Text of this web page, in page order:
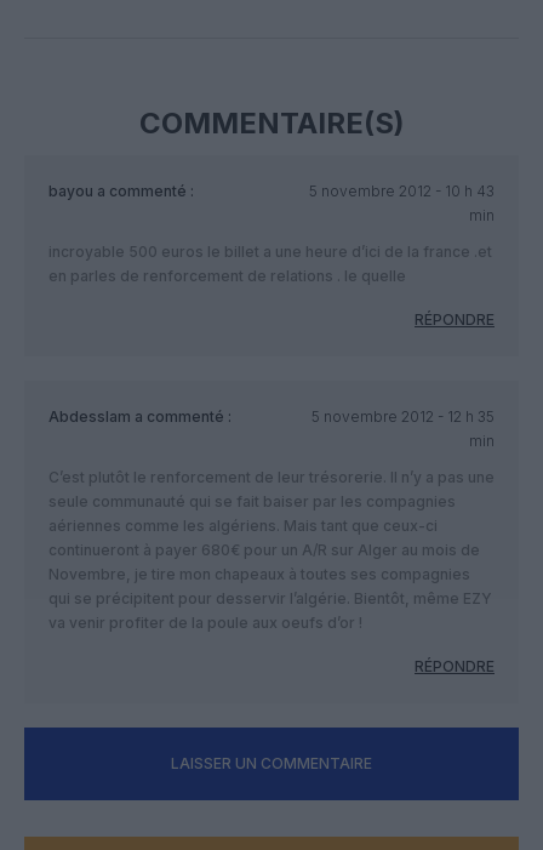
COMMENTAIRE(S)
bayou a commenté :
5 novembre 2012 - 10 h 43
min
incroyable 500 euros le billet a une heure d’ici de la france .et
en parles de renforcement de relations . le quelle
RÉPONDRE
Abdesslam a commenté :
5 novembre 2012 - 12 h 35
min
C’est plutôt le renforcement de leur trésorerie. Il n’y a pas une
seule communauté qui se fait baiser par les compagnies
aériennes comme les algériens. Mais tant que ceux-ci
continueront à payer 680€ pour un A/R sur Alger au mois de
Novembre, je tire mon chapeaux à toutes ses compagnies
qui se précipitent pour desservir l’algérie. Bientôt, même EZY
va venir profiter de la poule aux oeufs d’or !
RÉPONDRE
LAISSER UN COMMENTAIRE